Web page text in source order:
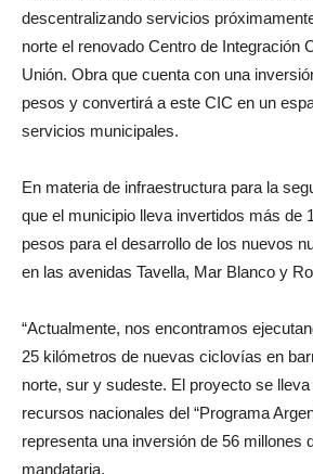
descentralizando servicios
norte el renovado Centro de Integración
Unión. Obra que cuenta con una
pesos y convertirá a este CIC en un
servicios municipales.
En materia de infraestructura para la
que el municipio lleva invertidos más de
pesos para el desarrollo de los nuevos
en las avenidas Tavella, Mar Blanco y
“Actualmente, nos encontramos
25 kilómetros de nuevas ciclovías en
norte, sur y sudeste. El proyecto se
recursos nacionales del “Programa
representa una inversión de 56 millones
mandataria.